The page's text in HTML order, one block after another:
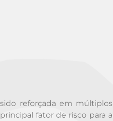
reforçada em múltiplos
fator de risco para a